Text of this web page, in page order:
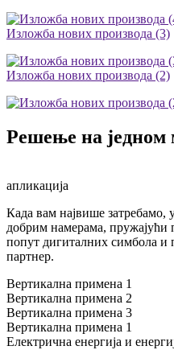
Изложба нових производа (3)
Изложба нових производа (2)
Решење на једном
апликација
Када вам највише затребамо,
добрим намерама,
попут дигиталних симбола и
партнер.
Вертикална примена 1
Вертикална примена 2
Вертикална примена 3
Вертикална примена 1
Електрична енергија и